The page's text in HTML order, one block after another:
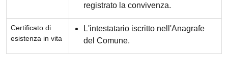
registrato la convivenza.
Certificato di
esistenza in vita
L'intestatario iscritto nell'Anagrafe
del Comune.